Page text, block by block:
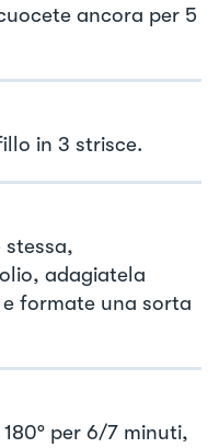
ancora per 5
in 3 strisce.
stessa,
adagiatela
formate una sorta
per 6/7 minuti,